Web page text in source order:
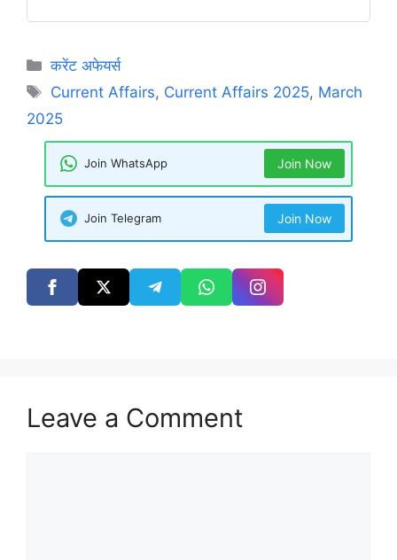
Categories
करेंट अफेयर्स
Tags
Current Affairs, Current Affairs 2025, March
2025
Join WhatsApp Join Now
Join Telegram Join Now
Leave a Comment